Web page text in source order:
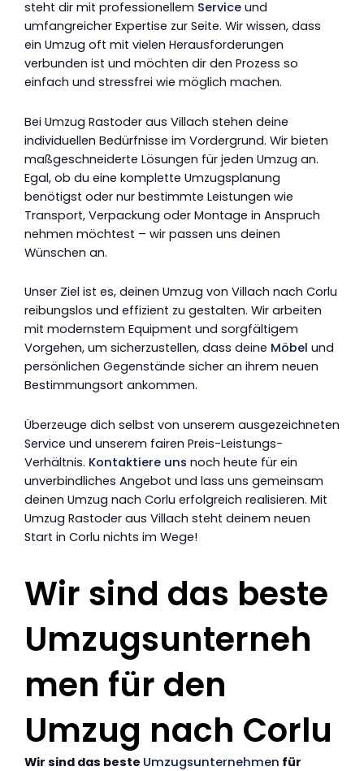
steht dir mit professionellem Service und
umfangreicher Expertise zur Seite. Wir wissen, dass
ein Umzug oft mit vielen Herausforderungen
verbunden ist und möchten dir den Prozess so
einfach und stressfrei wie möglich machen.
Bei Umzug Rastoder aus Villach stehen deine
individuellen Bedürfnisse im Vordergrund. Wir bieten
maßgeschneiderte Lösungen für jeden Umzug an.
Egal, ob du eine komplette Umzugsplanung
benötigst oder nur bestimmte Leistungen wie
Transport, Verpackung oder Montage in Anspruch
nehmen möchtest – wir passen uns deinen
Wünschen an.
Unser Ziel ist es, deinen Umzug von Villach nach Corlu
reibungslos und effizient zu gestalten. Wir arbeiten
mit modernstem Equipment und sorgfältigem
Vorgehen, um sicherzustellen, dass deine Möbel und
persönlichen Gegenstände sicher an ihrem neuen
Bestimmungsort ankommen.
Überzeuge dich selbst von unserem ausgezeichneten
Service und unserem fairen Preis-Leistungs-
Verhältnis. Kontaktiere uns noch heute für ein
unverbindliches Angebot und lass uns gemeinsam
deinen Umzug nach Corlu erfolgreich realisieren. Mit
Umzug Rastoder aus Villach steht deinem neuen
Start in Corlu nichts im Wege!
Wir sind das beste
Umzugsunterneh
men für den
Umzug nach Corlu
Wir sind das beste Umzugsunternehmen für